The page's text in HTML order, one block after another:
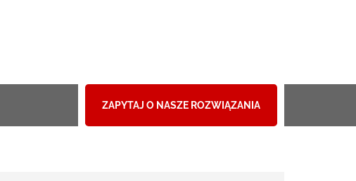
ZAPYTAJ O NASZE ROZWIĄZANIA